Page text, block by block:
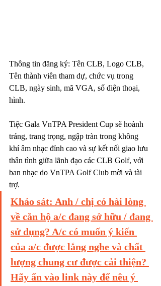
Thông tin đăng ký: Tên CLB, Logo CLB,
Tên thành viên tham dự, chức vụ trong
CLB, ngày sinh, mã VGA, số điện thoại,
hình.
Tiệc Gala VnTPA President Cup sẽ hoành
tráng, trang trọng, ngập tràn trong không
khí âm nhạc đỉnh cao và sự kết nối giao lưu
thân tình giữa lãnh đạo các CLB Golf, với
ban nhạc do VnTPA Golf Club mời và tài
trợ.
Khảo sát: Anh / chị có hài lòng
về căn hộ a/c đang sở hữu / đang
sử dụng? A/c có muốn ý kiến
của a/c được lắng nghe và chất
lượng chung cư được cải thiện?
Hãy ấn vào link này để nêu ý